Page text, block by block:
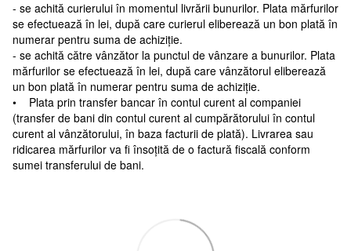
- se achită curierului în momentul livrării bunurilor. Plata mărfurilor
se efectuează în lei, după care curierul eliberează un bon plată în
numerar pentru suma de achiziție.
- se achită către vânzător la punctul de vânzare a bunurilor. Plata
mărfurilor se efectuează în lei, după care vânzătorul eliberează
un bon plată în numerar pentru suma de achiziție.
• Plata prin transfer bancar în contul curent al companiei
(transfer de bani din contul curent al cumpărătorului în contul
curent al vânzătorului, în baza facturii de plată). Livrarea sau
ridicarea mărfurilor va fi însoțită de o factură fiscală conform
sumei transferului de bani.